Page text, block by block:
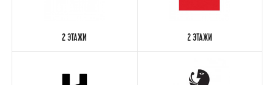
2 ЭТАЖИ 2 ЭТАЖИ